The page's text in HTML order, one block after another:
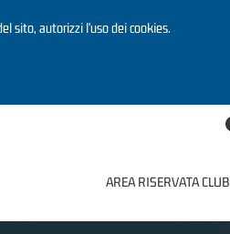
sito, autorizzi l’uso dei cookies.
AREA RISERVATA CLUB